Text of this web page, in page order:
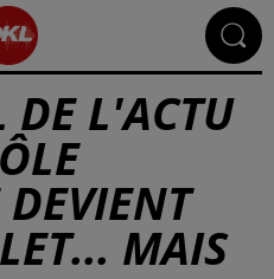
DE L'ACTU
MAIS